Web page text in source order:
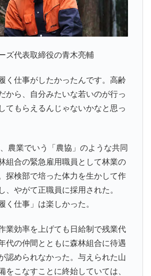
ズ代表取締役の青木亮輔
く仕事がしたかったんです。高齢
から、自分みたいな若いのが行っ
てもらえるんじゃないかなと思っ
農業でいう「農協」のような共同
組合の緊急雇用職員として林業の
探検部で培った体力を生かして作
、やがて正職員に採用された。
く仕事」は楽しかった。
業効率を上げても日給制で残業代
代の仲間とともに森林組合に待遇
認められなかった。与えられた山
をこなすことに終始していては、